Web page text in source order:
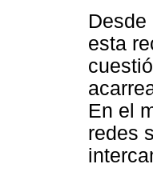
esta
En el
redes